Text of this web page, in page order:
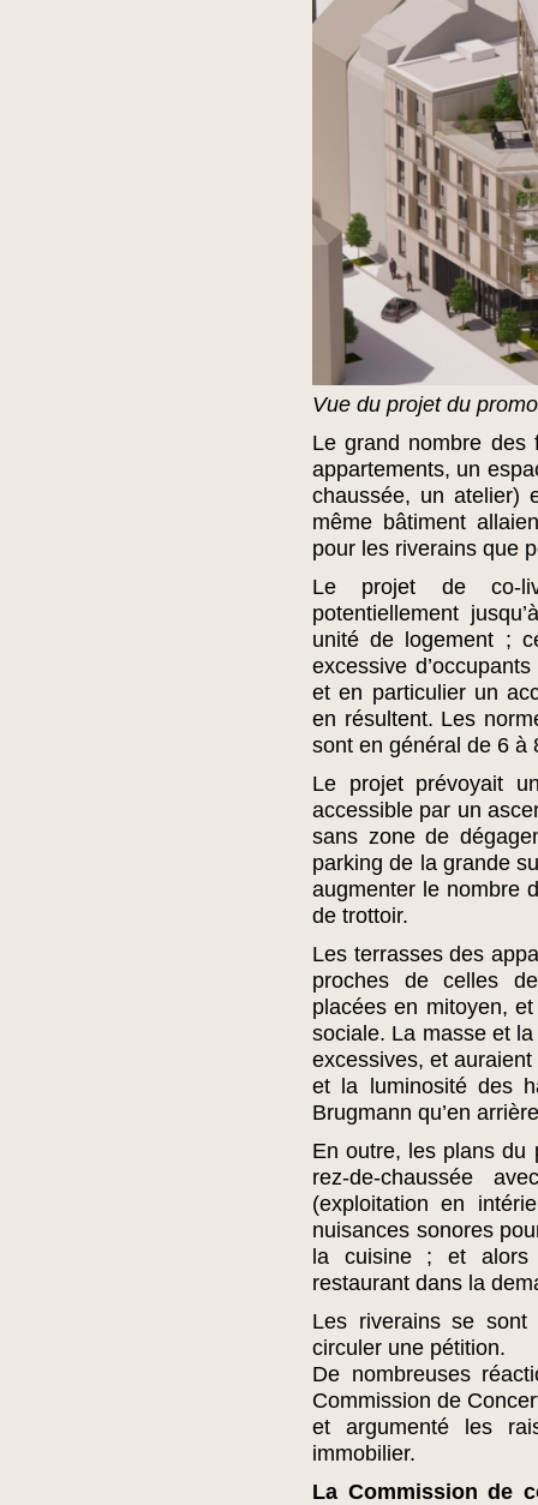
Vue du projet du
Le grand nombre des
appartements, un
chaussée, un atelier)
même bâtiment
pour les riverains que
Le projet de co-
potentiellement
unité de logement ;
excessive
et en particulier un
en résultent. Les
sont en général de 6 à
Le projet prévoyait
accessible par un
sans zone de
parking de la grande
augmenter le nombre
de trottoir.
Les terrasses des
proches de celles
placées en mitoyen,
sociale. La masse et
excessives, et
et la luminosité des
Brugmann qu’en
En outre, les plans du
rez-de-chaussée
(exploitation en
nuisances sonores
la cuisine ; et alors
restaurant dans la
Les riverains se
circuler une pétition.
De nombreuses
Commission de
et argumenté les
immobilier.
La Commission de